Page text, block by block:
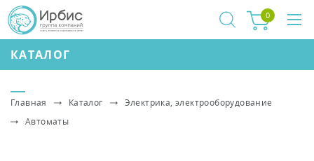
КАТАЛОГ
0
Главная Каталог
Электрика, электрооборудование
Автоматы